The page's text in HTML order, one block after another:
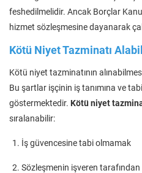
feshedilmelidir. Ancak Borçlar
hizmet sözleşmesine dayanarak
Kötü Niyet Tazminatı
Kötü niyet tazminatının
Bu şartlar işçinin iş tanımına ve
göstermektedir. Kötü niyet
sıralanabilir:
İş güvencesine tabi olmamak
Sözleşmenin işveren